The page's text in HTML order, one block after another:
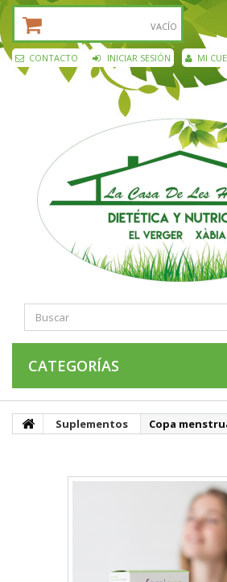
VACÍO
CONTACTO INICIAR SESIÓN MI
CATEGORÍAS
Suplementos Copa